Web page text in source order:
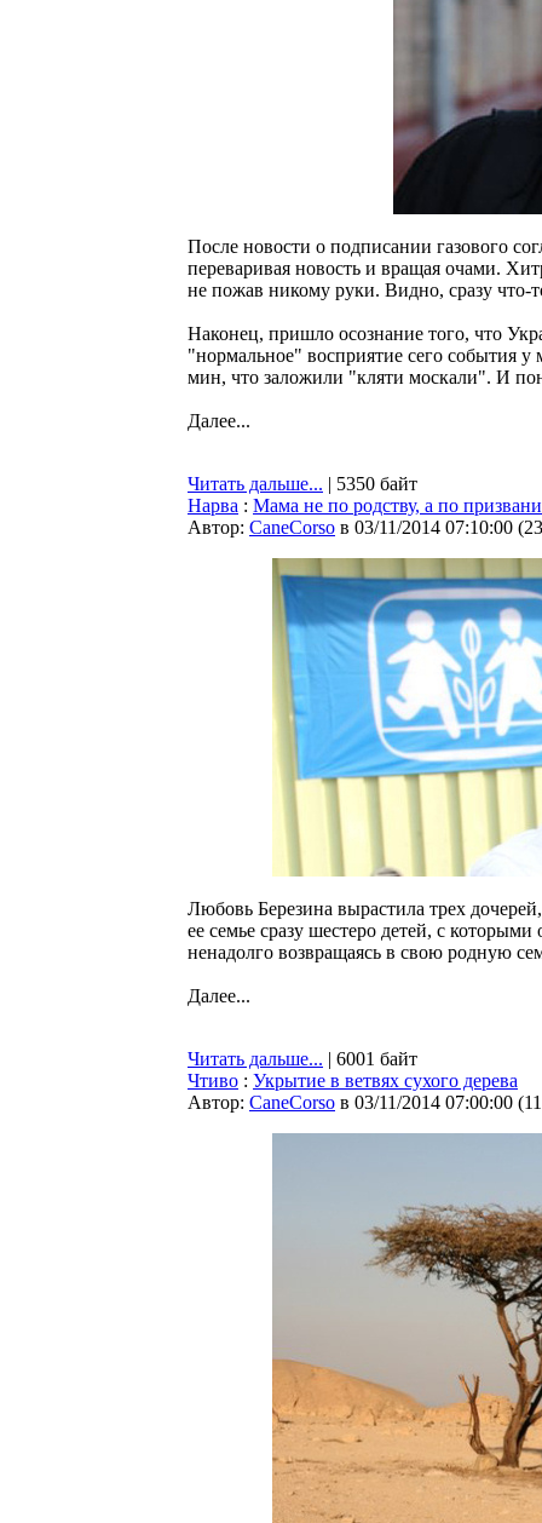
После новости о подписании газового
переваривая новость и вращая очами.
не пожав никому руки. Видно, сразу что-
Наконец, пришло осознание того, что
"нормальное" восприятие сего события
мин, что заложили "кляти москали". И
Далее...
Читать дальше... | 5350 байт
Нарва : Мама не по родству, а по
Автор: CaneCorso в 03/11/2014 07:10:00 (
Любовь Березина вырастила трех
ее семье сразу шестеро детей, с
ненадолго возвращаясь в свою родную
Далее...
Читать дальше... | 6001 байт
Чтиво : Укрытие в ветвях сухого дерева
Автор: CaneCorso в 03/11/2014 07:00:00 (